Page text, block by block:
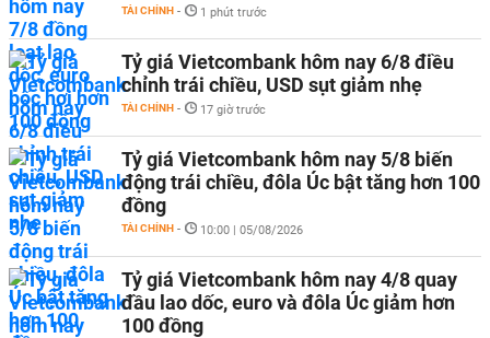
TÀI CHÍNH - 1 phút trước
Tỷ giá Vietcombank hôm nay 6/8 điều
chỉnh trái chiều, USD sụt giảm nhẹ
TÀI CHÍNH - 17 giờ trước
Tỷ giá Vietcombank hôm nay 5/8 biến
động trái chiều, đôla Úc bật tăng hơn 100
đồng
TÀI CHÍNH - 10:00 | 05/08/2026
Tỷ giá Vietcombank hôm nay 4/8 quay
đầu lao dốc, euro và đôla Úc giảm hơn
100 đồng